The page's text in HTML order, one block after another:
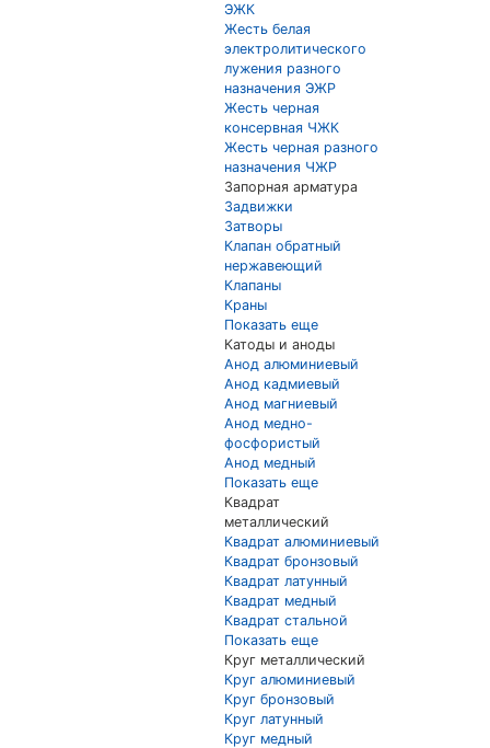
ЭЖК
Жесть белая
электролитического
лужения разного
назначения ЭЖР
Жесть черная
консервная ЧЖК
Жесть черная разного
назначения ЧЖР
Запорная арматура
Задвижки
Затворы
Клапан обратный
нержавеющий
Клапаны
Краны
Показать еще
Катоды и аноды
Анод алюминиевый
Анод кадмиевый
Анод магниевый
Анод медно-
фосфористый
Анод медный
Показать еще
Квадрат
металлический
Квадрат алюминиевый
Квадрат бронзовый
Квадрат латунный
Квадрат медный
Квадрат стальной
Показать еще
Круг металлический
Круг алюминиевый
Круг бронзовый
Круг латунный
Круг медный